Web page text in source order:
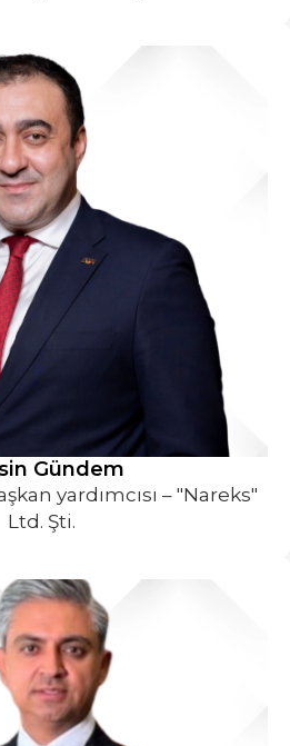
Gündem
yardımcısı – "Nareks"
Ltd. Şti.